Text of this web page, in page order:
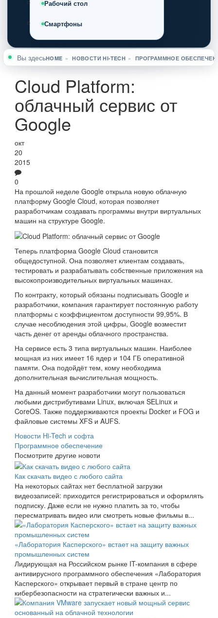
Рабочий стол
Смартфоны
Вы здесьHOME » НОВОСТИ HI-TECH » ПРОГРАММНОЕ
Cloud Platform:
облачный сервис от
Google
окт
20
2015
0
На прошлой неделе Google открыла новую облачную
платформу Google Cloud, которая позволяет
разработчикам создавать программы внутри виртуальных
машин на структуре Google.
Теперь платформа Google Cloud становится
общедоступной. Она позволяет клиентам создавать,
тестировать и разрабатывать собственные приложения на
высокопроизводительных виртуальных машинах.
По контракту, который обязаны подписывать Google и
разработчики, компания гарантирует постоянную работу
платформы с коэффициентом доступности 99,95%. В
случае несоблюдения этой цифры, Google возместит
часть денег от аренды облачного пространства.
На сервисе есть 3 типа виртуальных машин. Наиболее
мощная из них имеет 16 ядер и 104 ГБ оперативной
памяти. Она подойдёт тем, кому необходима
дополнительная вычислительная мощность.
На данный момент разработчики могут пользоваться
любыми дистрибутивами Linux, включая SELinux и
CoreOS. Также поддерживаются проекты Docker и FOG и
файловые системы XFS и AUFS.
Новости Hi-Tech и софта
Программное обеспечение
Посмотрите другие новоти
Как скачать видео с любого сайта
На некоторых сайтах нет бесплатной загрузки
видеозаписей: приходится регистрироваться и оформлять
подписку. Даже если не нужно платить за то, чтобы
пересматривать видео или смотреть новые фильмы в...
«Лаборатория Касперского» встает на защиту важных
промышленных систем
Лидирующая на Российском рынке IT-компания в сфере
антивирусного программного обеспечения «Лаборатория
Касперского» открывает первый в стране центр по
кибербезопасности на стратегически важных и...